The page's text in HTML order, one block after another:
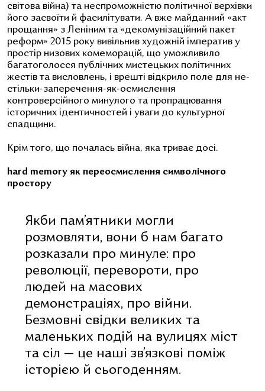
світова війна) та неспроможністю політичної верхівки
його засвоїти й фасилітувати. А вже майданний «акт
прощання» з Леніним та «декомунізаційний пакет
реформ» 2015 року вивільнив художній імператив у
простір низових комеморацій, що уможливило
багатоголосся публічних мистецьких політичних
жестів та висловлень, і врешті відкрило поле для не-
стільки-заперечення-як-осмислення
контроверсійного минулого та пропрацювання
історичних ідентичностей і уваги до культурної
спадщини.
Крім того, що почалась війна, яка триває досі.
hard memory як переосмислення символічного
простору
Якби пам’ятники могли
розмовляти, вони б нам багато
розказали про минуле: про
революції, перевороти, про
людей на масових
демонстраціях, про війни.
Безмовні свідки великих та
маленьких подій на вулицях міст
та сіл — це наші зв’язкові поміж
історією й сьогоденням.